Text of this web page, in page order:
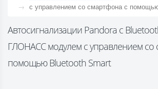
с управлением со смартфона с
Автосигнализации Pandora с
ГЛОНАСС модулем с управлением со
помощью Bluetooth Smart